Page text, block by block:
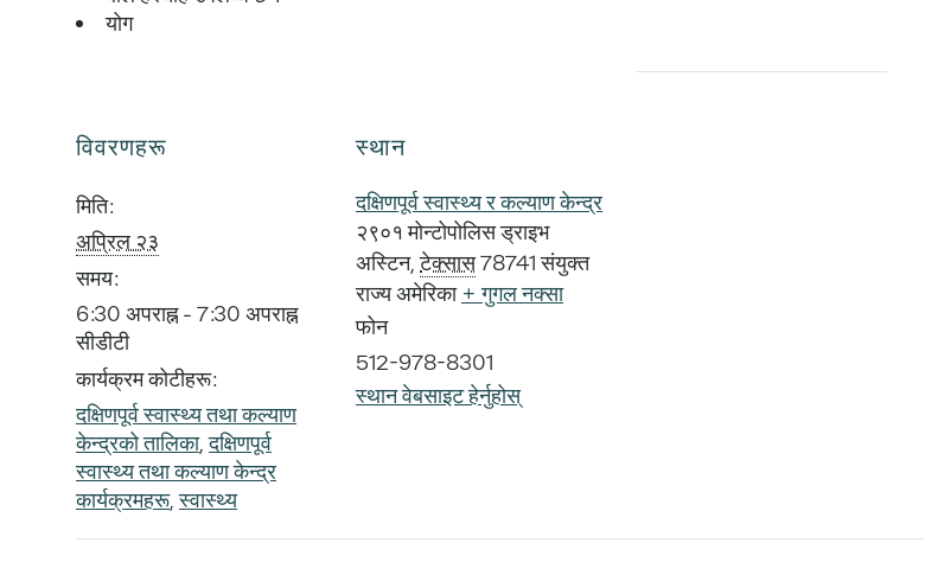
योग
विवरणहरू
मिति:
अप्रिल २३
समय:
6:30 अपराह्न - 7:30 अपराह्न
सीडीटी
कार्यक्रम कोटीहरू:
दक्षिणपूर्व स्वास्थ्य तथा कल्याण
केन्द्रको तालिका,दक्षिणपूर्व
स्वास्थ्य तथा कल्याण केन्द्र
कार्यक्रमहरू,स्वास्थ्य
स्थान
दक्षिणपूर्व स्वास्थ्य र कल्याण केन्द्र
२९०१ मोन्टोपोलिस ड्राइभ
अस्टिन, टेक्सास78741 संयुक्त
राज्य अमेरिका + गुगल नक्सा
फोन
512-978-8301
स्थान वेबसाइट हेर्नुहोस्